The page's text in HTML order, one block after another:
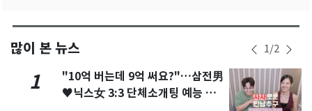
많이 본 뉴스 1/2
1
"10억 버는데 9억 써요?"…삼전男
♥닉스女 3:3 단체소개팅 예능 화